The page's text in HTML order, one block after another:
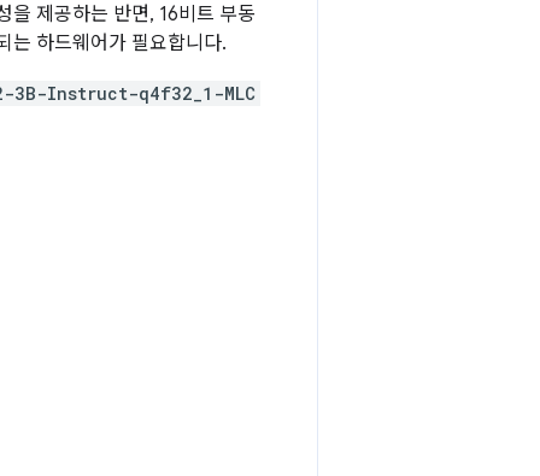
을 제공하는 반면, 16비트 부동
는 하드웨어가 필요합니다.
3B-Instruct-q4f32_1-MLC